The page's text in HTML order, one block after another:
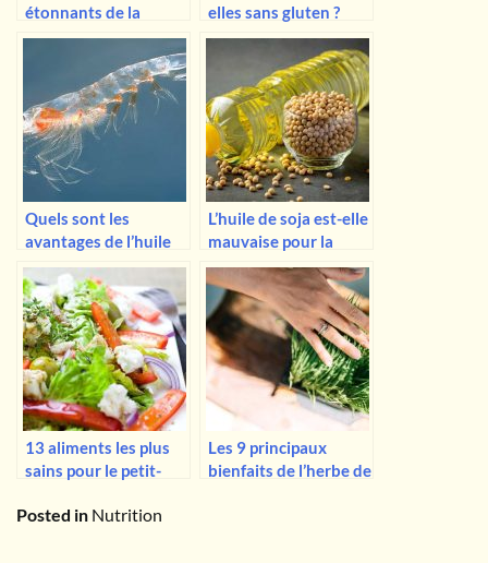
étonnants de la
roquette pour la
elles sans gluten ?
Quels sont les
avantages de l’huile
de krill ? Est-elle
meilleure que l’huile
de poisson ?
L’huile de soja est-elle
mauvaise pour la
santé ? Ce que dit la
science
13 aliments les plus
sains pour le petit-
nutritionnistes
Les 9 principaux
bienfaits de l’herbe de
Posted in Nutrition